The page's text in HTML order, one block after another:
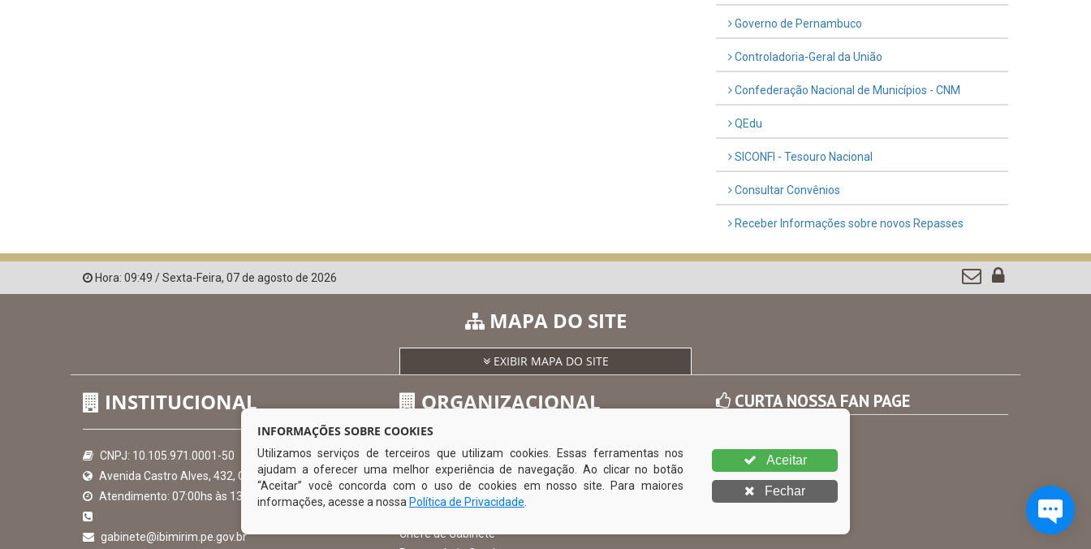
Governo de Pernambuco
Controladoria-Geral da União
Confederação Nacional de Municípios - CNM
QEdu
SICONFI - Tesouro Nacional
Consultar Convênios
Receber Informações sobre novos Repasses
Hora: 09:49 /Sexta-Feira, 07 de agosto de 2026
MAPA DO SITE
EXIBIR MAPA DO SITE
INSTITUCIONAL
CNPJ: 10.105.971.0001-50
Avenida Castro Alves, 432, Centro - CEP: 56-580-000
Atendimento: 07:00hs às 13:00hs
gabinete@ibimirim.pe.gov.br
ORGANIZACIONAL
O Prefeito
Vice Prefeito
Ouvidoria Municipal
Chefe de Gabinete
CURTA NOSSA FAN PAGE
INFORMAÇÕES SOBRE COOKIES
Utilizamos serviços de terceiros que utilizam cookies. Essas ferramentas nos
ajudam a oferecer uma melhor experiência de navegação. Ao clicar no botão
“Aceitar” você concorda com o uso de cookies em nosso site. Para maiores
informações, acesse a nossa Política de Privacidade
Aceitar
Fechar